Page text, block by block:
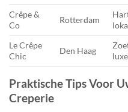
Crêpe &
Co
Rotterdam
Le Crêpe
Chic
Den Haag
Praktische Tips Voor
Creperie